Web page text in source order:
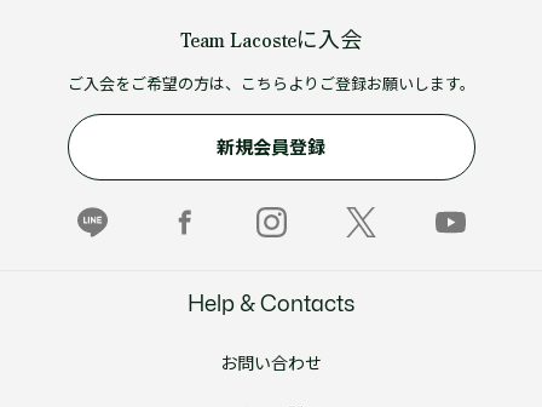
Team Lacosteに入会
ご入会をご希望の方は、こちらよりご登録お願いします。
新規会員登録
Help & Contacts
お問い合わせ